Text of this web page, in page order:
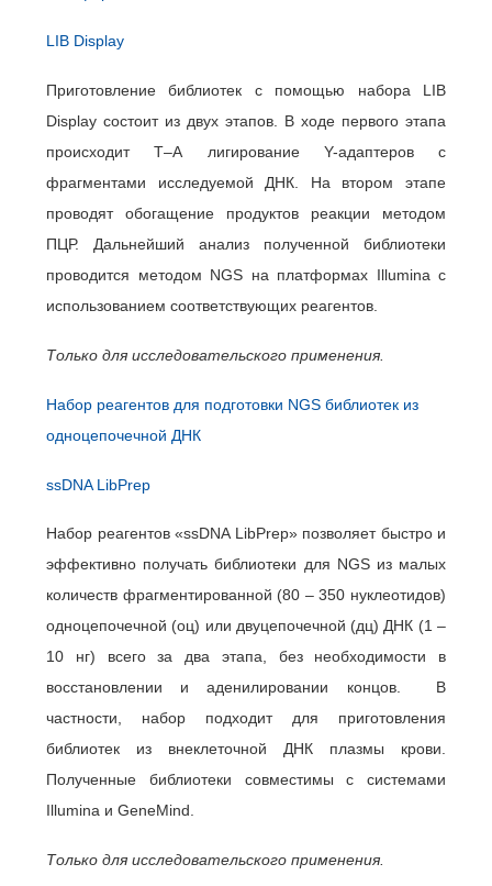
LIB Display
Приготовление библиотек с помощью набора LIB
Display состоит из двух этапов. В ходе первого этапа
происходит Т–А лигирование Y-адаптеров с
фрагментами исследуемой ДНК. На втором этапе
проводят обогащение продуктов реакции методом
ПЦР. Дальнейший анализ полученной библиотеки
проводится методом NGS на платформах Illumina с
использованием соответствующих реагентов.
Только для исследовательского применения.
Набор реагентов для подготовки NGS библиотек из
одноцепочечной ДНК
ssDNA LibPrep
Набор реагентов «ssDNA LibPrep» позволяет быстро и
эффективно получать библиотеки для NGS из малых
количеств фрагментированной (80 – 350 нуклеотидов)
одноцепочечной (оц) или двуцепочечной (дц) ДНК (1 –
10 нг) всего за два этапа, без необходимости в
восстановлении и аденилировании концов. В
частности, набор подходит для приготовления
библиотек из внеклеточной ДНК плазмы крови.
Полученные библиотеки совместимы с системами
Illumina и GeneMind.
Только для исследовательского применения.